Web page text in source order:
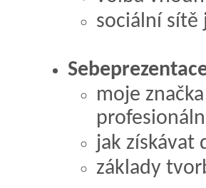
sociální sítě
moje
jak získávat
základy